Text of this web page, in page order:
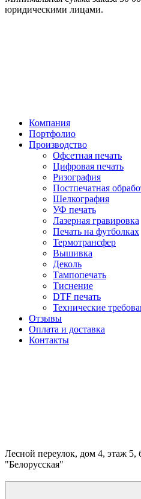
юридическими лицами.
Компания
Портфолио
Производство
Офсетная печать
Цифровая печать
Ризография
Постпечатная
Шелкография
УФ печать
Лазерная гравировка
Печать на футболках
Термотрансфер
Вышивка
Деколь
Тампопечать
Тиснение
DTF печать
Технические
Отзывы
Оплата и доставка
Контакты
Лесной переулок, дом 4, этаж 5,
"Белорусская"